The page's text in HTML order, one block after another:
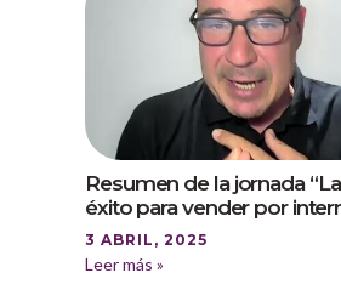
Resumen de la jornada
éxito para vender por
3 ABRIL, 2025
Leer más »